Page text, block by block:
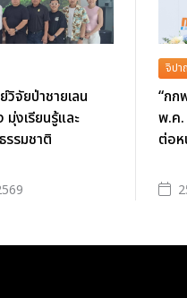
จัยป่าชายเลน
งเรียนรู้และ
รรมชาติ
จิปา
“กก
พ.ค.
ต่อห